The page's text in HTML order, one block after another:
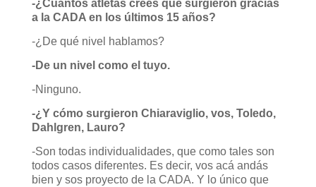
-¿Cuántos atletas creés que surgieron gracias
a la CADA en los últimos 15 años?
-¿De qué nivel hablamos?
-De un nivel como el tuyo.
-Ninguno.
-¿Y cómo surgieron Chiaraviglio, vos, Toledo,
Dahlgren, Lauro?
-Son todas individualidades, que como tales son
todos casos diferentes. Es decir, vos acá andás
bien y sos proyecto de la CADA. Y lo único que